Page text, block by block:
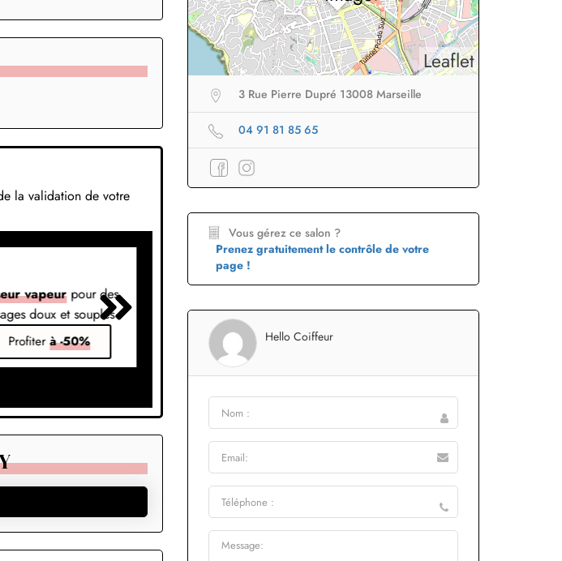
la validation de votre
vapeurpour des
doux et souples
Profiterà -50%
emporter en voyage
Profiterà -50%
lissage ultra rapide
Leaflet
3 Rue Pierre Dupré 13008 Marseille
04 91 81 85 65
Vous gérez ce salon ?
Prenez gratuitement le contrôle de votre
page !
Hello Coiffeur